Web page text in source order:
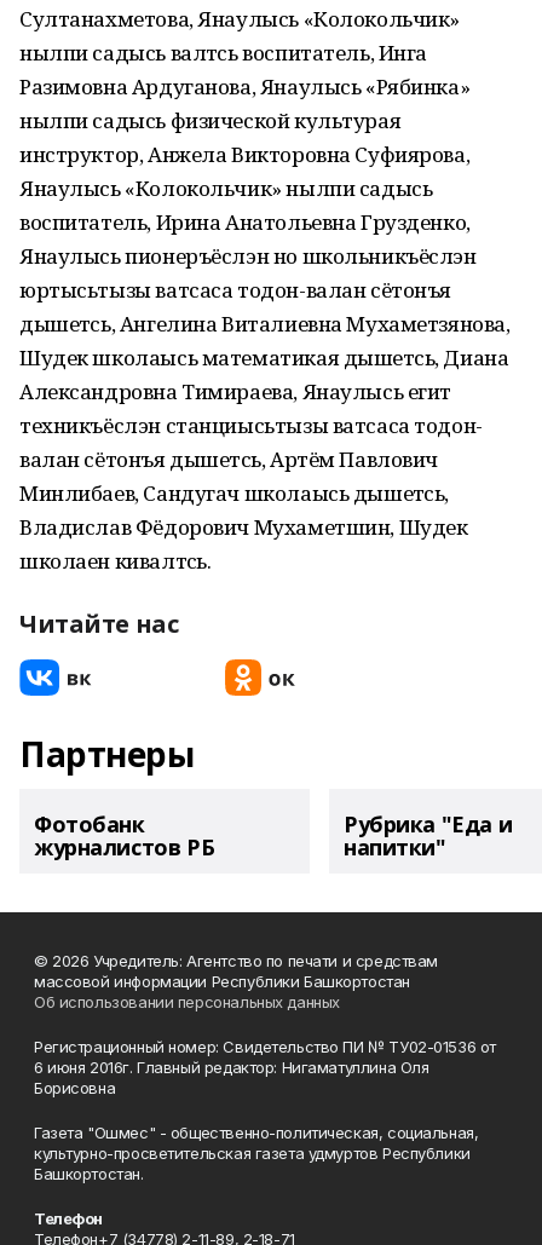
Султанахметова, Янаулысь «Колокольчик»
нылпи садысь валтӥсь воспитатель, Инга
Разимовна Ардуганова, Янаулысь «Рябинка»
нылпи садысь физической культурая
инструктор, Анжела Викторовна Суфиярова,
Янаулысь «Колокольчик» нылпи садысь
воспитатель, Ирина Анатольевна Грузденко,
Янаулысь пионеръёслэн но школьникъёслэн
юртысьтызы ватсаса тодон-валан сётонъя
дышетӥсь, Ангелина Виталиевна Мухаметзянова,
Шудек школаысь математикая дышетӥсь, Диана
Александровна Тимираева, Янаулысь егит
техникъёслэн станциысьтызы ватсаса тодон-
валан сётонъя дышетӥсь, Артём Павлович
Минлибаев, Сандугач школаысь дышетӥсь,
Владислав Фёдорович Мухаметшин, Шудек
школаен кивалтӥсь.
Читайте нас
Партнеры
Фотобанк
журналистов РБ
Рубрика "Еда и
напитки"
© 2026 Учредитель: Агентство по печати и средствам
массовой информации Республики Башкортостан
Об использовании персональных данных
Регистрационный номер: Свидетельство ПИ № ТУ02-01536 от
6 июня 2016г. Главный редактор: Нигаматуллина Оля
Борисовна
Газета "Ошмес" - общественно-политическая, социальная,
культурно-просветительская газета удмуртов Республики
Башкортостан.
Телефон
Телефон+7 (34778) 2-11-89, 2-18-71